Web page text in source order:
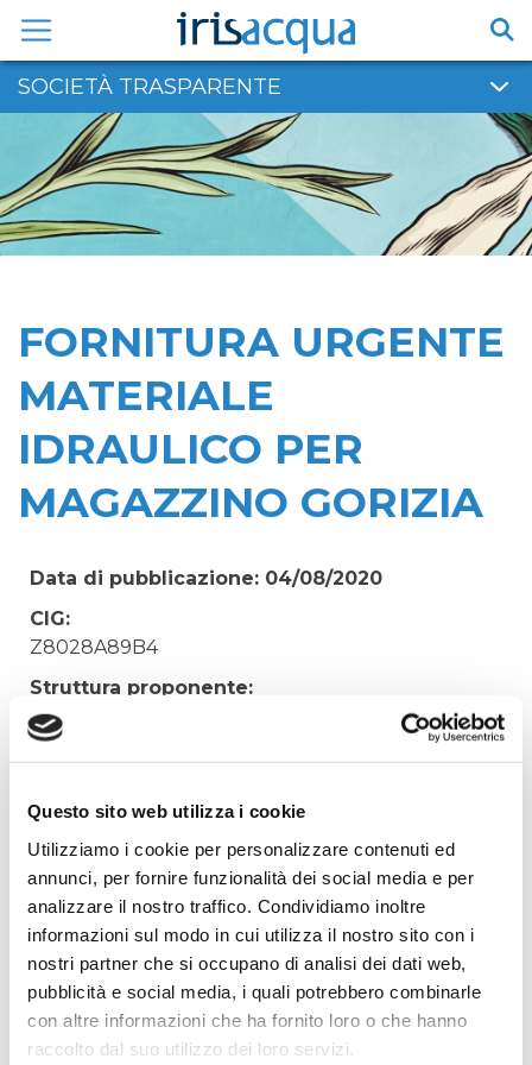
Questo sito web utilizza i cookie
Utilizziamo i cookie per personalizzare contenuti ed
annunci, per fornire funzionalità dei social media e per
analizzare il nostro traffico. Condividiamo inoltre
informazioni sul modo in cui utilizza il nostro sito con i
nostri partner che si occupano di analisi dei dati web,
pubblicità e social media, i quali potrebbero combinarle
con altre informazioni che ha fornito loro o che hanno
raccolto dal suo utilizzo dei loro servizi.
contenuto
SOCIETÀ TRASPARENTE
FORNITURA URGENTE
MATERIALE
IDRAULICO PER
MAGAZZINO GORIZIA
Data di pubblicazione: 04/08/2020
CIG:
Z8028A89B4
Struttura proponente:
'Irisacqua srl P.I./C.F. 01070220312. - Ufficio
Tecnico
FORNITURA URGENTE MATERIALE IDRAULICO
PER MAGAZZINO GORIZIA
Elenco operatori invitati:
Codice Fiscale:
Procedura di scelta:
Affidamento ai sensi del Regolamento Generale
Aziendale per Lavori Servizi e Forniture